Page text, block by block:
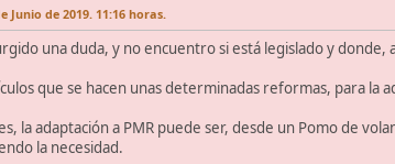
Junio de 2019. 11:16 horas.
una duda, y no encuentro si está legislado y donde,
que se hacen unas determinadas reformas, para la
la adaptación a PMR puede ser, desde un Pomo de
la necesidad.